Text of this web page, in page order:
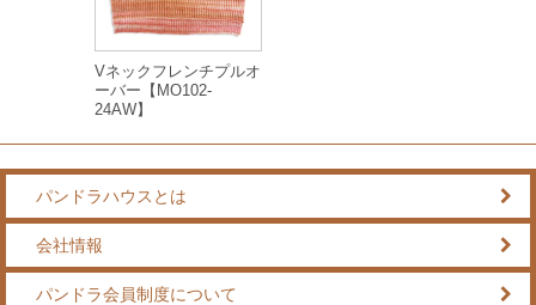
Vネックフレンチプルオ
ーバー【MO102-
24AW】
パンドラハウスとは
会社情報
パンドラ会員制度について